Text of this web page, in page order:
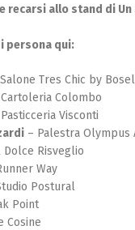
recarsi allo stand di
persona qui:
Tres Chic by
Colombo
Visconti
– Palestra Olympus
Dolce Risveglio
Way
Postural
Point
Cosine